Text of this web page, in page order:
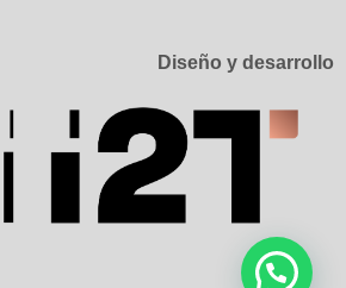
Diseño y desarrollo